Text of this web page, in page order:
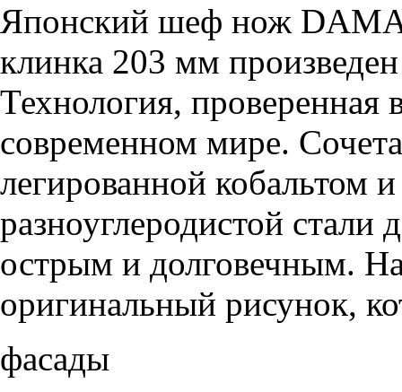
Японский шеф нож
клинка 203 мм
Технология,
современном мире.
легированной кобальтом
разноуглеродистой
острым и долговечным.
оригинальный рисунок,
фасады